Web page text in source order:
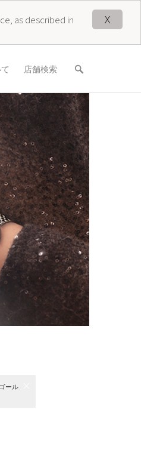
X
as described in
店舗検索
ール